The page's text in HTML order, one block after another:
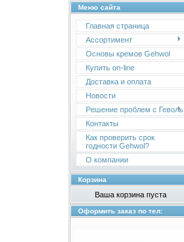
Меню сайта
Главная страница
Ассортимент
Основы кремов Gehwol
Купить on-line
Доставка и оплата
Новости
Решение проблем с Геволь
Контакты
Как проверить срок
годности Gehwol?
О компании
Корзина
Ваша корзина пуста
Оформить заказ по тел: